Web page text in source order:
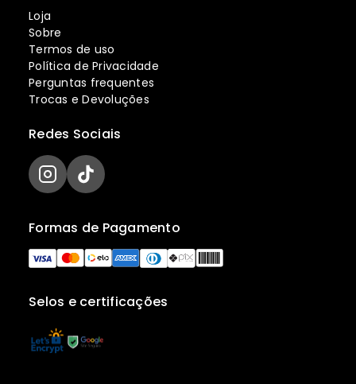
Loja
Sobre
Termos de uso
Política de Privacidade
Perguntas frequentes
Trocas e Devoluções
Selos e certificações
Formas de Pagamento
Redes Sociais